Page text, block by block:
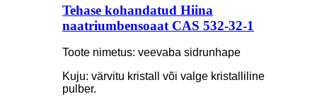
Tehase kohandatud Hiina
naatriumbensoaat CAS 532-32-1
Toote nimetus: veevaba sidrunhape
Kuju: värvitu kristall või valge kristalliline
pulber.